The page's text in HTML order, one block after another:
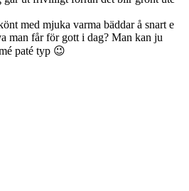
med mjuka varma bäddar å snart e
man får för gott i dag? Man kan ju
paté typ 😉